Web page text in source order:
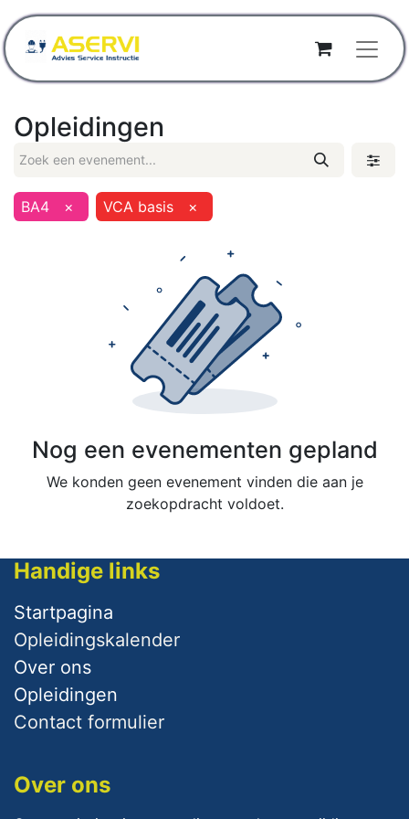
Opleidingen
BA4 × VCA basis ×
Nog een evenementen gepland
We konden geen evenement vinden die aan je
zoekopdracht voldoet.
Handige links
Startpagina
Opleidingskalender
Over ​ons
Opleidingen
Contact formulier
Over ons